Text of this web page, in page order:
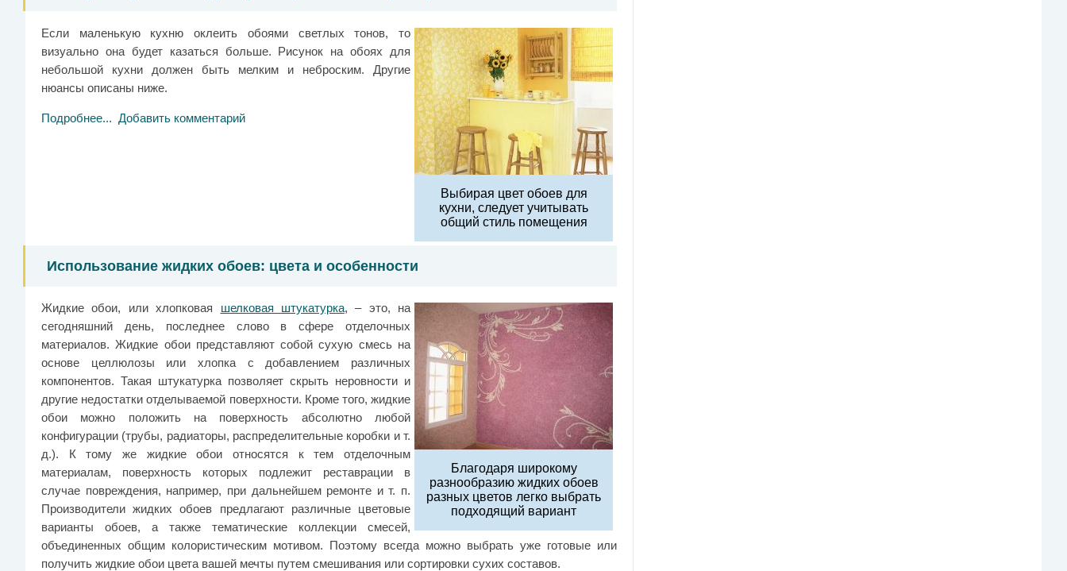
Выбирая цвет обоев для
кухни, следует учитывать
общий стиль помещения
Если маленькую кухню оклеить обоями светлых тонов, то
визуально она будет казаться больше. Рисунок на обоях для
небольшой кухни должен быть мелким и неброским. Другие
нюансы описаны ниже.
Подробнее... Добавить комментарий
Использование жидких обоев: цвета и особенности
Благодаря широкому
разнообразию жидких обоев
разных цветов легко выбрать
подходящий вариант
Жидкие обои, или хлопковая шелковая штукатурка, – это, на
сегодняшний день, последнее слово в сфере отделочных
материалов. Жидкие обои представляют собой сухую смесь на
основе целлюлозы или хлопка с добавлением различных
компонентов. Такая штукатурка позволяет скрыть неровности и
другие недостатки отделываемой поверхности. Кроме того, жидкие
обои можно положить на поверхность абсолютно любой
конфигурации (трубы, радиаторы, распределительные коробки и т.
д.). К тому же жидкие обои относятся к тем отделочным
материалам, поверхность которых подлежит реставрации в
случае повреждения, например, при дальнейшем ремонте и т. п.
Производители жидких обоев предлагают различные цветовые
варианты обоев, а также тематические коллекции смесей,
объединенных общим колористическим мотивом. Поэтому всегда можно выбрать уже готовые или
получить жидкие обои цвета вашей мечты путем смешивания или сортировки сухих составов.